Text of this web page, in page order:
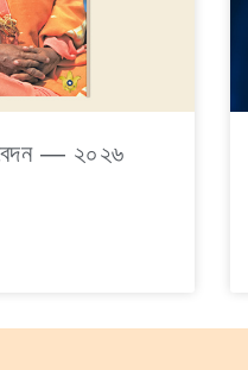
— ২০২৬